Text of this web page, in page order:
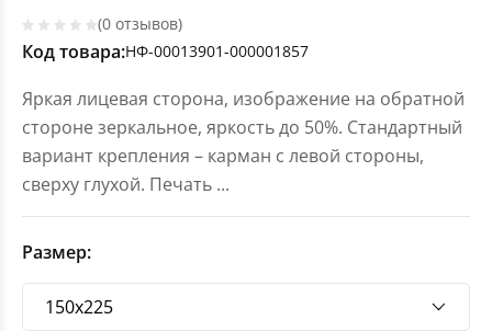
(0 отзывов)
Код товара:НФ-00013901-000001857
Яркая лицевая сторона, изображение на обратной
стороне зеркальное, яркость до 50%. Стандартный
вариант крепления – карман с левой стороны,
сверху глухой. Печать ...
Размер: